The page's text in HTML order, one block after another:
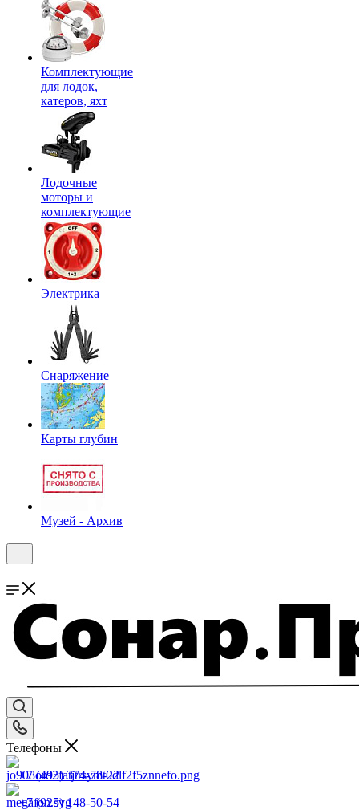
Комплектующие
для лодок,
катеров, яхт
Лодочные
моторы и
комплектующие
Электрика
Снаряжение
Карты глубин
Музей - Архив
Телефоны
+7 (495) 374-78-22
+7 (925) 148-50-54